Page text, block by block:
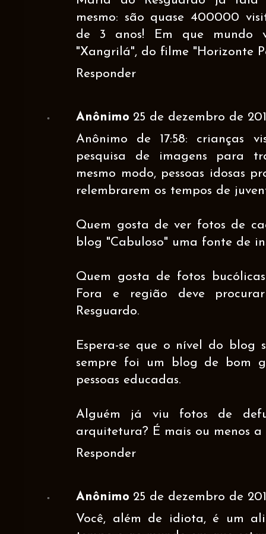
mesmo: são quase 400000
de 3 anos! Em que mundo
"Xangrilá", do filme "Horizonte
Responder
Anônimo 25 de dezembro de
Anônimo de 17:58: crianças
pesquisa de imagens para
mesmo modo, pessoas idosas
relembrarem os tempos de
Quem gosta de ver fotos de
blog "Cabuloso" uma fonte de
Quem gosta de fotos
Fora e região deve
Resguardo.
Espera-se que o nível do blog
sempre foi um blog de bom
pessoas educadas.
Alguém já viu fotos de
arquitetura? É mais ou menos a
Responder
Anônimo 25 de dezembro de
Você, além de idiota, é um